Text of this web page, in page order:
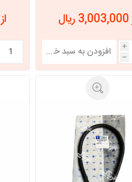
i
h
از 3,234,000 ریال